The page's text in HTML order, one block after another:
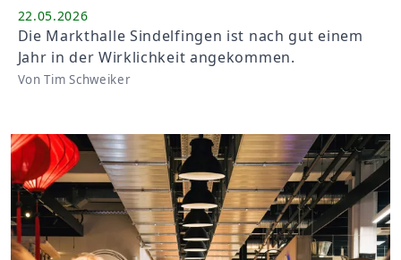
22.05.2026
Die Markthalle Sindelfingen ist nach gut einem
Jahr in der Wirklichkeit angekommen.
Von Tim Schweiker